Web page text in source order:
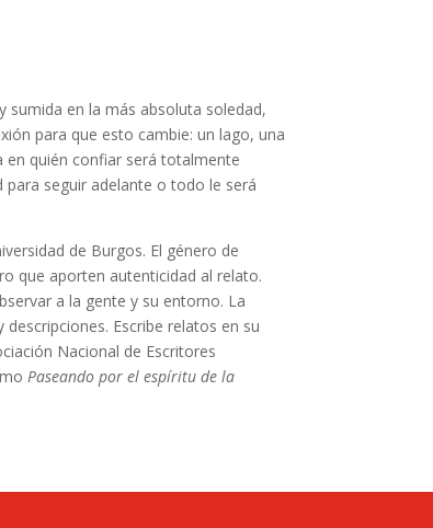
sumida en la más absoluta soledad,
para que esto cambie: un lago, una
en quién confiar será totalmente
seguir adelante o todo le será
de Burgos. El género de
que aporten autenticidad al relato.
a la gente y su entorno. La
Escribe relatos en su
Nacional de Escritores
Paseando por el espíritu de la